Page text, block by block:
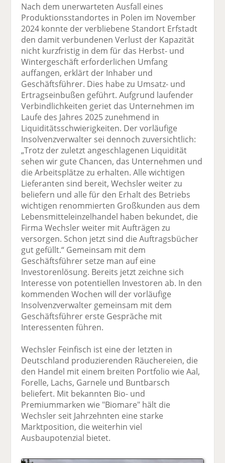
Nach dem unerwarteten Ausfall eines
Produktionsstandortes in Polen im November
2024 konnte der verbliebene Standort Erfstadt
den damit verbundenen Verlust der Kapazität
nicht kurzfristig in dem für das Herbst- und
Wintergeschäft erforderlichen Umfang
auffangen, erklärt der Inhaber und
Geschäftsführer. Dies habe zu Umsatz- und
Ertragseinbußen geführt. Aufgrund laufender
Verbindlichkeiten geriet das Unternehmen im
Laufe des Jahres 2025 zunehmend in
Liquiditätsschwierigkeiten. Der vorläufige
Insolvenzverwalter sei dennoch zuversichtlich:
„Trotz der zuletzt angeschlagenen Liquidität
sehen wir gute Chancen, das Unternehmen und
die Arbeitsplätze zu erhalten. Alle wichtigen
Lieferanten sind bereit, Wechsler weiter zu
beliefern und alle für den Erhalt des Betriebs
wichtigen renommierten Großkunden aus dem
Lebensmitteleinzelhandel haben bekundet, die
Firma Wechsler weiter mit Aufträgen zu
versorgen. Schon jetzt sind die Auftragsbücher
gut gefüllt.“ Gemeinsam mit dem
Geschäftsführer setze man auf eine
Investorenlösung. Bereits jetzt zeichne sich
Interesse von potentiellen Investoren ab. In den
kommenden Wochen will der vorläufige
Insolvenzverwalter gemeinsam mit dem
Geschäftsführer erste Gespräche mit
Interessenten führen.
Wechsler Feinfisch ist eine der letzten in
Deutschland produzierenden Räuchereien, die
den Handel mit einem breiten Portfolio wie Aal,
Forelle, Lachs, Garnele und Buntbarsch
beliefert. Mit bekannten Bio- und
Premiummarken wie "Biomare" hält die
Wechsler seit Jahrzehnten eine starke
Marktposition, die weiterhin viel
Ausbaupotenzial bietet.